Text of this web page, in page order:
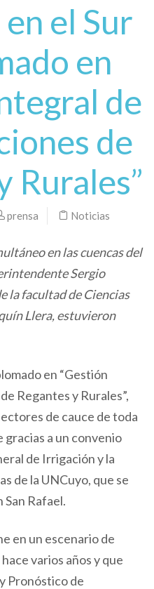
el Sur
en
de
de
Rurales”
prensa Noticias
en las cuencas del
Sergio
la facultad de Ciencias
Llera, estuvieron
en “Gestión
Regantes y Rurales”,
de cauce de toda
gracias a un convenio
de Irrigación y la
de la UNCuyo, que se
San Rafael.
en un escenario de
varios años y que
Pronóstico de